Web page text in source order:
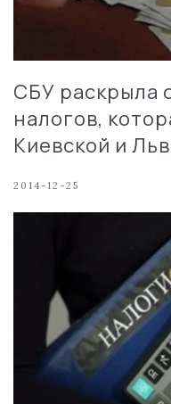
СБУ раскрыла
налогов,
Киевской и
2014-12-25